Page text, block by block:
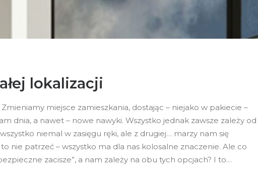
lokalizacji
miejsce zamieszkania, dostając – niejako w pakiecie –
dnia, a nawet – nowe nawyki. Wszystko jednak zawsze zależy od
niemal w zasięgu ręki, ale z drugiej… marzy nam się
nie patrzeć – wszystko ma dla nas kolosalne znaczenie. Ale co
zacisze”, a nam zależy na obu tych opcjach? I to…